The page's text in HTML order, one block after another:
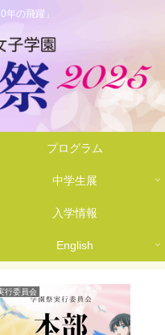
年の飛躍」
プログラム
中学生展
入学情報
English
行委員会